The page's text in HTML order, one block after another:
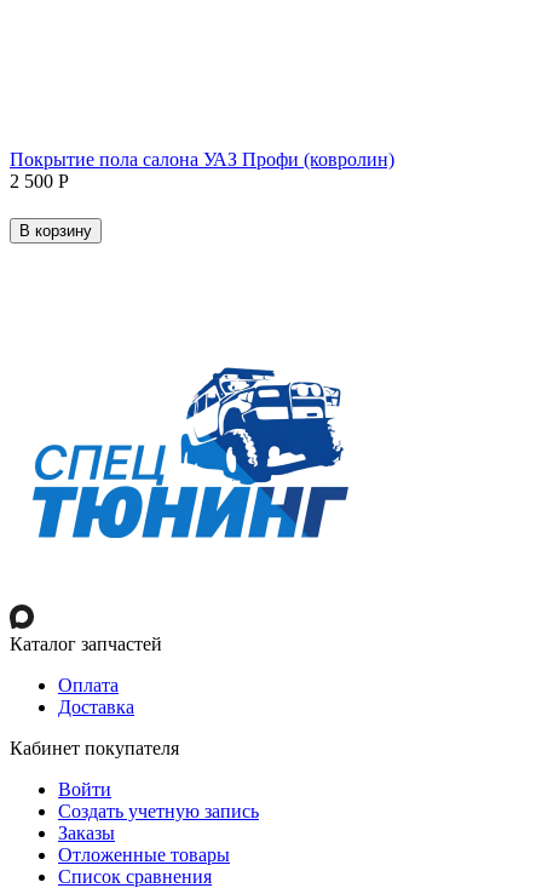
Покрытие пола салона УАЗ Профи (ковролин)
2 500 Р
В корзину
Каталог запчастей
Оплата
Доставка
Кабинет покупателя
Войти
Создать учетную запись
Заказы
Отложенные товары
Список сравнения